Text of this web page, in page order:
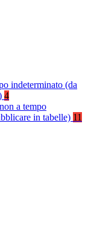
indeterminato (da
4
a tempo
in tabelle) 11